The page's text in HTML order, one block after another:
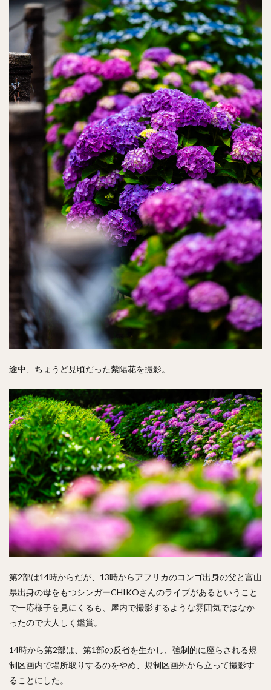
途中、ちょうど見頃だった紫陽花を撮影。
第2部は14時からだが、13時からアフリカのコンゴ出身の父と富山
県出身の母をもつシンガーCHIKOさんのライブがあるということ
で一応様子を見にくるも、屋内で撮影するような雰囲気ではなか
ったので大人しく鑑賞。
14時から第2部は、第1部の反省を生かし、強制的に座らされる規
制区画内で場所取りするのをやめ、規制区画外から立って撮影す
ることにした。